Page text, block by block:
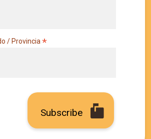
/ Provincia *